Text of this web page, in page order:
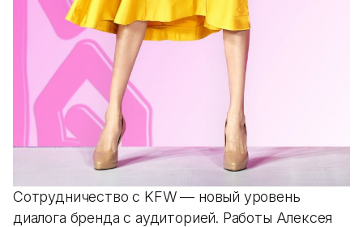
Сотрудничество с KFW — новый уровень
диалога бренда с аудиторией. Работы Алексея